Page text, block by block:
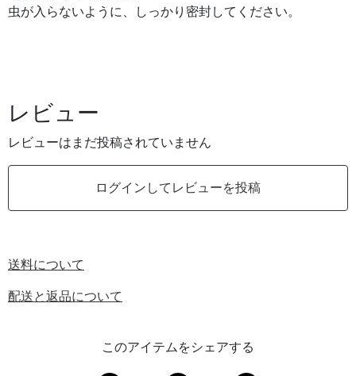
虫が入らないように、しっかり密封してください。
レビュー
レビューはまだ投稿されていません
ログインしてレビューを投稿
送料について
配送と返品について
このアイテムをシェアする